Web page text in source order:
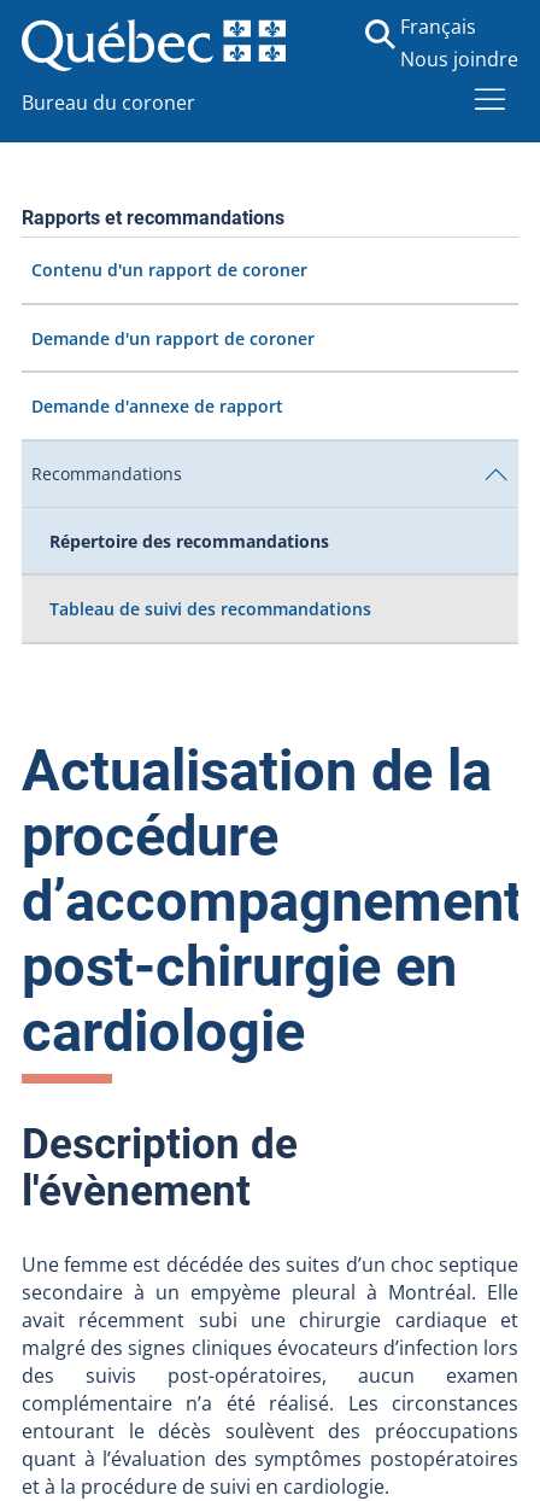
Bureau du coroner
Français
Nous joindre
Rapports et recommandations
Contenu d'un rapport de coroner
Demande d'un rapport de coroner
Demande d'annexe de rapport
Recommandations
Répertoire des recommandations
Tableau de suivi des recommandations
Actualisation de la
procédure
d’accompagnement
post-chirurgie en
cardiologie
Description de
l'évènement
Une femme est décédée des suites d’un choc septique
secondaire à un empyème pleural à Montréal. Elle
avait récemment subi une chirurgie cardiaque et
malgré des signes cliniques évocateurs d’infection lors
des suivis post-opératoires, aucun examen
complémentaire n’a été réalisé. Les circonstances
entourant le décès soulèvent des préoccupations
quant à l’évaluation des symptômes postopératoires
et à la procédure de suivi en cardiologie.